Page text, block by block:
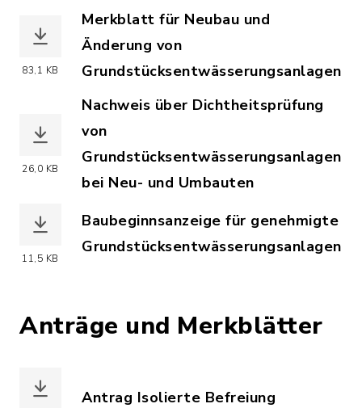
(Dateiname:
83,1 KB
Merkblatt für Neubau und
Änderung von
Grundstücksentwässerungsanlagen
(Dateiname: merkblatt-
26,0 KB
Nachweis über Dichtheitsprüfung
von
Grundstücksentwässerungsanlagen
bei Neu- und Umbauten
11,5 KB
Baubeginnsanzeige für genehmigte
Grundstücksentwässerungsanlagen
Anträge und Merkblätter
Antrag Isolierte Befreiung